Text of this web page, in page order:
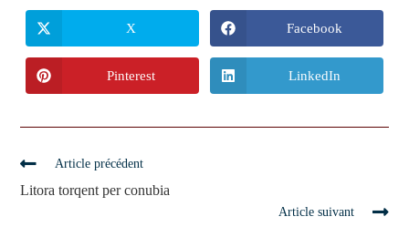
X Facebook
Pinterest LinkedIn
Article précédent
Litora torqent per conubia
Article suivant